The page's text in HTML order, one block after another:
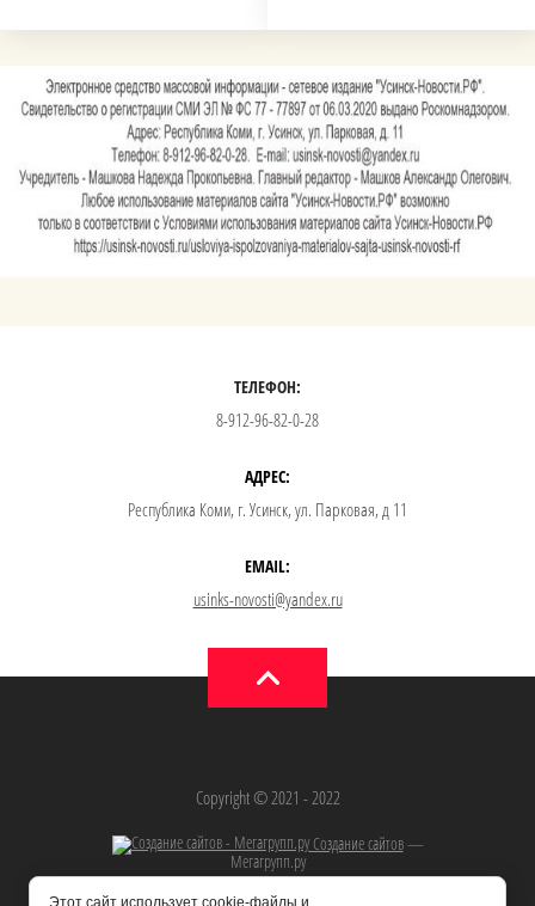
ТЕЛЕФОН:
8-912-96-82-0-28
АДРЕС:
Республика Коми, г. Усинск, ул. Парковая, д 11
EMAIL:
usinks-novosti@yandex.ru
Copyright © 2021 - 2022
Создание сайтов—
Мегагрупп.ру
Этот сайт использует cookie-файлы и